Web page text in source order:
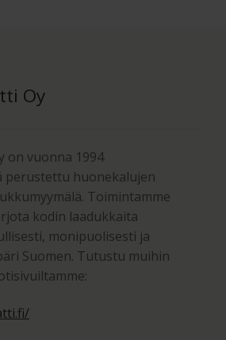
Oy
on vuonna 1994
perustettu huonekalujen
Toimintamme
kodin laadukkaita
monipuolisesti ja
Suomen. Tutustu muihin